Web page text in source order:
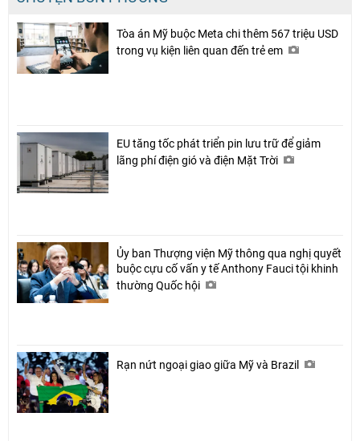
Tòa án Mỹ buộc Meta chi thêm 567 triệu USD
trong vụ kiện liên quan đến trẻ em
EU tăng tốc phát triển pin lưu trữ để giảm
lãng phí điện gió và điện Mặt Trời
Ủy ban Thượng viện Mỹ thông qua nghị quyết
buộc cựu cố vấn y tế Anthony Fauci tội khinh
thường Quốc hội
Rạn nứt ngoại giao giữa Mỹ và Brazil